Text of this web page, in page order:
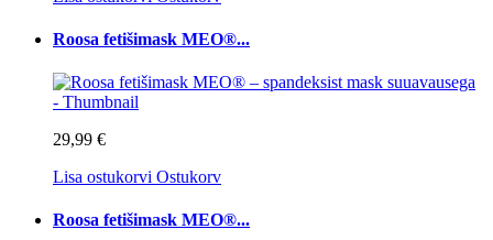
Roosa fetišimask MEO®...
29,99 €
Lisa ostukorvi Ostukorv
Roosa fetišimask MEO®...